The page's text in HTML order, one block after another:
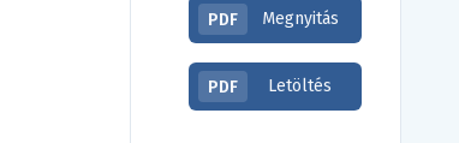
PDF Megnyitás
PDF Letöltés